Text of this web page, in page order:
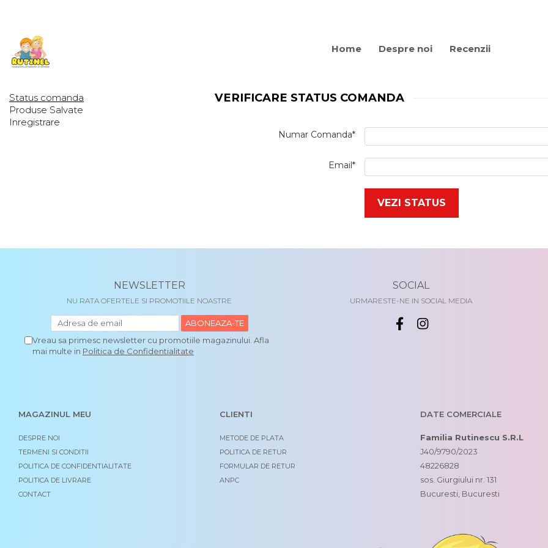
Home Despre noi Recenzii
Status comanda
Produse Salvate
Inregistrare
VERIFICARE STATUS COMANDA
Numar Comanda*
Email*
VEZI STATUS
NEWSLETTER
NU RATA OFERTELE SI PROMOTIILE NOASTRE
Vreau sa primesc newsletter cu promotiile magazinului. Afla
mai multe in Politica de Confidentialitate
SOCIAL
URMARESTE-NE IN SOCIAL MEDIA
MAGAZINUL MEU
DESPRE NOI
TERMENI SI CONDITII
POLITICA DE CONFIDENTIALITATE
POLITICA DE LIVRARE
CONTACT
CLIENTI
METODE DE PLATA
POLITICA DE RETUR
FORMULAR DE RETUR
ANPC
DATE COMERCIALE
Familia Rutinescu S.R.L
J40/9790/2023
48226828
sos. Giurgiului nr. 131
Bucuresti, Bucuresti